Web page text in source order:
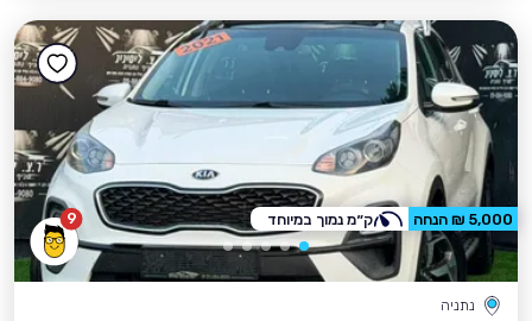
9
נתניה
5,000 ₪ הנחה ק״מ נמוך במיוחד